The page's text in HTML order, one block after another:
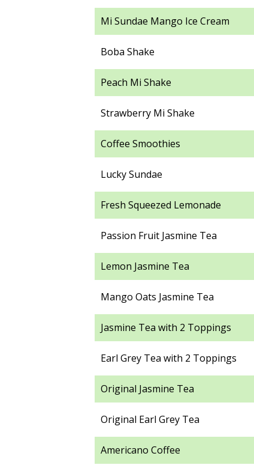
Mi Sundae Mango Ice Cream
Boba Shake
Peach Mi Shake
Strawberry Mi Shake
Coffee Smoothies
Lucky Sundae
Fresh Squeezed Lemonade
Passion Fruit Jasmine Tea
Lemon Jasmine Tea
Mango Oats Jasmine Tea
Jasmine Tea with 2 Toppings
Earl Grey Tea with 2 Toppings
Original Jasmine Tea
Original Earl Grey Tea
Americano Coffee